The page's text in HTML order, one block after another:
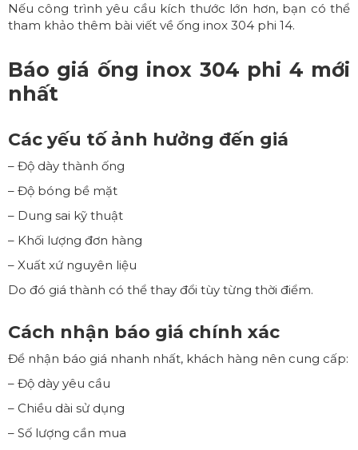
Nếu công trình yêu cầu kích thước lớn hơn, bạn có thể
tham khảo thêm bài viết về ống inox 304 phi 14.
Báo giá ống inox 304 phi 4 mới
nhất
Các yếu tố ảnh hưởng đến giá
– Độ dày thành ống
– Độ bóng bề mặt
– Dung sai kỹ thuật
– Khối lượng đơn hàng
– Xuất xứ nguyên liệu
Do đó giá thành có thể thay đổi tùy từng thời điểm.
Cách nhận báo giá chính xác
Để nhận báo giá nhanh nhất, khách hàng nên cung cấp:
– Độ dày yêu cầu
– Chiều dài sử dụng
– Số lượng cần mua